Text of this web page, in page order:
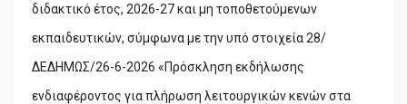
διδακτικό έτος, 2026-27 και μη τοποθετούμενων
εκπαιδευτικών, σύμφωνα με την υπό στοιχεία 28/
ΔΕΔΗΜΩΣ/26-6-2026 «Πρόσκληση εκδήλωσης
ενδιαφέροντος για πλήρωση λειτουργικών κενών στα